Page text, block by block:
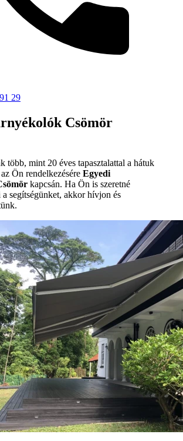
29
Csömör
több, mint 20 éves tapasztalattal a hátuk
Ön rendelkezésére Egyedi
kapcsán. Ha Ön is szeretné
segítségünket, akkor hívjon és